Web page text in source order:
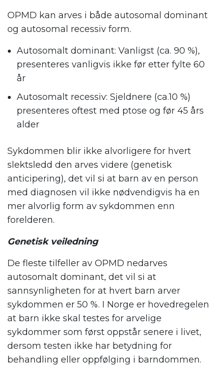
OPMD kan arves i både autosomal dominant
og autosomal recessiv form.
Autosomalt dominant: Vanligst (ca. 90 %),
presenteres vanligvis ikke før etter fylte 60
år​
Autosomalt recessiv: Sjeldnere (ca.10 %)
presenteres oftest med ptose​ og før 45 års
alder
Sykdommen blir ikke alvorligere for hvert
slektsledd den arves videre (genetisk
anticipering), det vil si at barn av en person
med diagnosen vil ikke nødvendigvis ha en
mer alvorlig form av sykdommen enn
forelderen.
Genetisk veiledning
De fleste tilfeller av OPMD nedarves
autosomalt dominant, det vil si at
sannsynligheten for at hvert barn arver
sykdommen er 50 %. I Norge er hovedregelen
at barn ikke skal testes for arvelige
sykdommer som først oppstår senere i livet,
dersom testen ikke har betydning for
behandling eller oppfølging i barndommen.